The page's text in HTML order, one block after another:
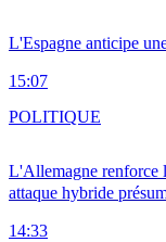
L'Espagne anticipe
15:07
L'Allemagne renforce
attaque hybride
14:33
POLITIQUE